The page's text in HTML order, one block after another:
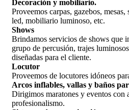
Decoración y mobiliario.
Proveemos carpas, gazebos,
led, mobiliario luminoso, etc.
Shows
Brindamos servicios de shows que
grupo de percusión, trajes
diseñadas para el cliente.
Locutor
Proveemos de locutores idóneos
Arcos inflables, vallas y baños
Dirigimos maratones y eventos con
profesionalismo.